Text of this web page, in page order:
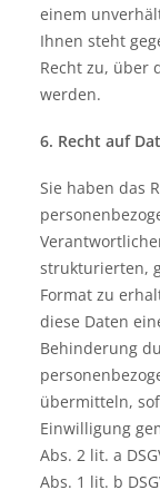
einem
Ihnen steht
Recht zu, über
werden.
6. Recht auf
Sie haben das
strukturierten,
Format zu
diese Daten
Behinderung
übermitteln,
Einwilligung
Abs. 2 lit. a
Abs. 1 lit. b